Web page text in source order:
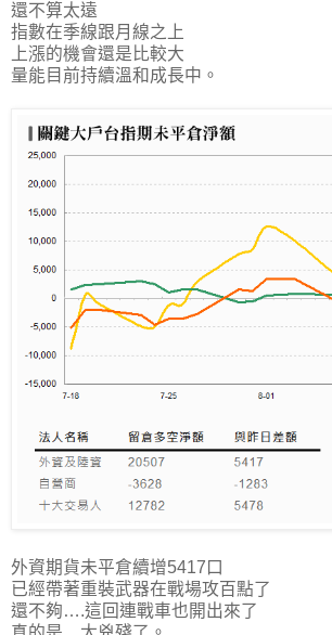
還不算太遠
指數在季線跟月線之上
上漲的機會還是比較大
量能目前持續溫和成長中。
外資期貨未平倉續增5417口
已經帶著重裝武器在戰場攻百點了
還不夠….這回連戰車也開出來了